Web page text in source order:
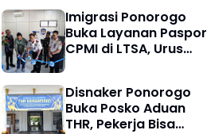
Imigrasi Ponorogo
Buka Layanan Paspor
CPMI di LTSA, Urus
Disnaker Ponorogo
Buka Posko Aduan
THR, Pekerja Bisa